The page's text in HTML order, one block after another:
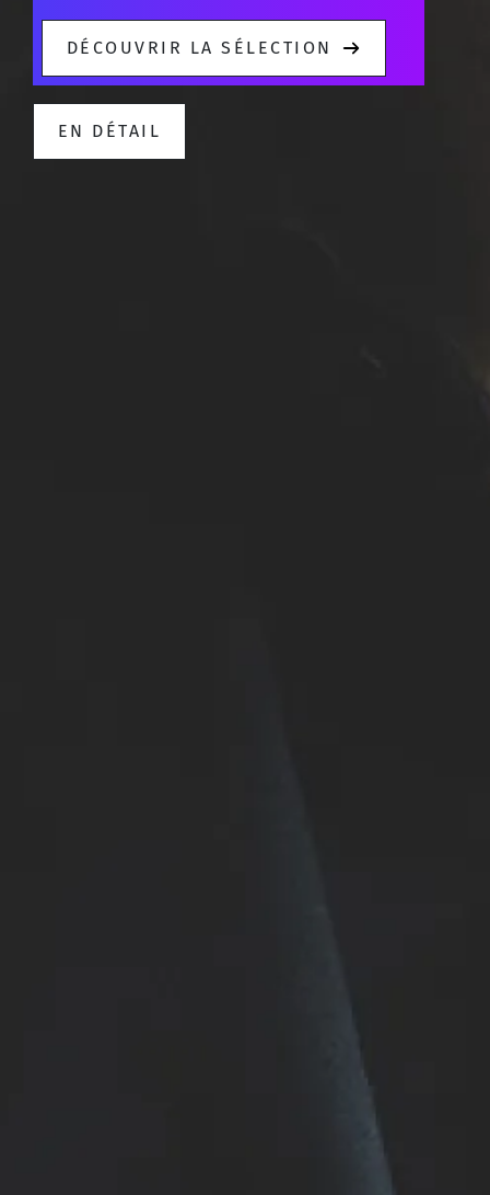
DÉCOUVRIR LA SÉLECTION
EN DÉTAIL